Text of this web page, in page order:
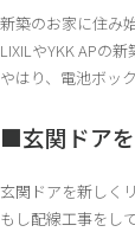
新築のお家に住み
LIXILやYKK APの
やはり、電池ボッ
■玄関ドア
玄関ドアを新しく
もし配線工事をし